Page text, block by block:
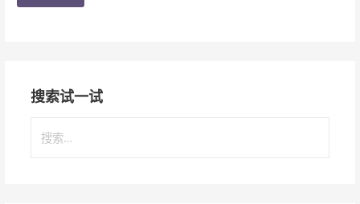
搜索试一试
索